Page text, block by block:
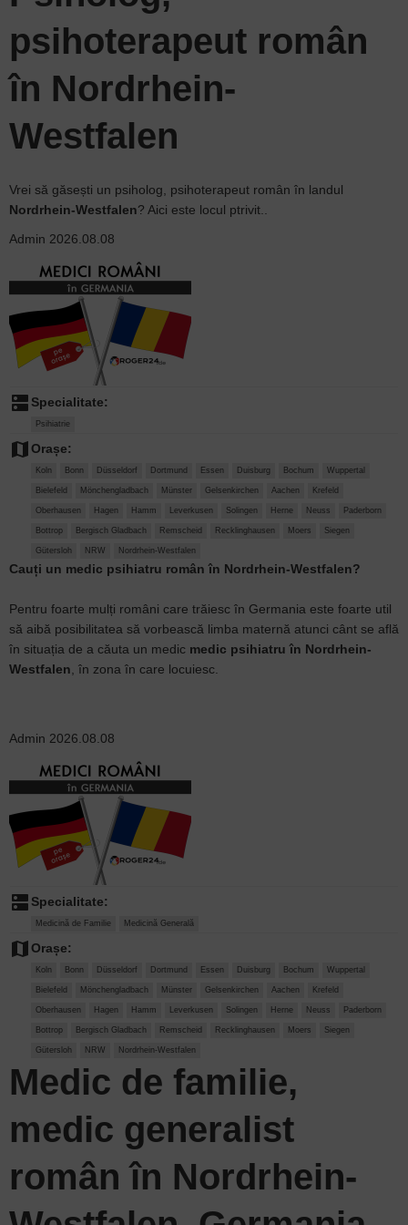
psihoterapeut român
în Nordrhein-
Westfalen
Vrei să găsești un psiholog, psihoterapeut român în landul
Nordrhein-Westfalen? Aici este locul ptrivit..
Admin 2026.08.08
dns Specialitate:
Psihiatrie
map Orașe:
Koln Bonn Düsseldorf Dortmund Essen Duisburg Bochum Wuppertal
Bielefeld Mönchengladbach Münster Gelsenkirchen Aachen Krefeld
Oberhausen Hagen Hamm Leverkusen Solingen Herne Neuss Paderborn
Bottrop Bergisch Gladbach Remscheid Recklinghausen Moers Siegen
Gütersloh NRW Nordrhein-Westfalen
Cauți un medic psihiatru român în Nordrhein-Westfalen?
Pentru foarte mulți români care trăiesc în Germania este foarte util
să aibă posibilitatea să vorbească limba maternă atunci cânt se află
în situația de a căuta un medic medic psihiatru în Nordrhein-
Westfalen , în zona în care locuiesc.
Admin 2026.08.08
dns Specialitate:
Medicină de Familie Medicină Generală
map Orașe:
Koln Bonn Düsseldorf Dortmund Essen Duisburg Bochum Wuppertal
Bielefeld Mönchengladbach Münster Gelsenkirchen Aachen Krefeld
Oberhausen Hagen Hamm Leverkusen Solingen Herne Neuss Paderborn
Bottrop Bergisch Gladbach Remscheid Recklinghausen Moers Siegen
Gütersloh NRW Nordrhein-Westfalen
Medic de familie,
medic generalist
român în Nordrhein-